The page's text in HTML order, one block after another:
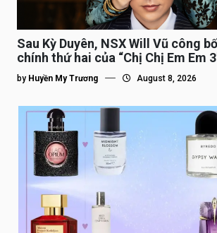
Sau Kỳ Duyên, NSX Will Vũ công
chính thứ hai của “Chị Chị Em Em
by Huyền My Trương August 8, 2026